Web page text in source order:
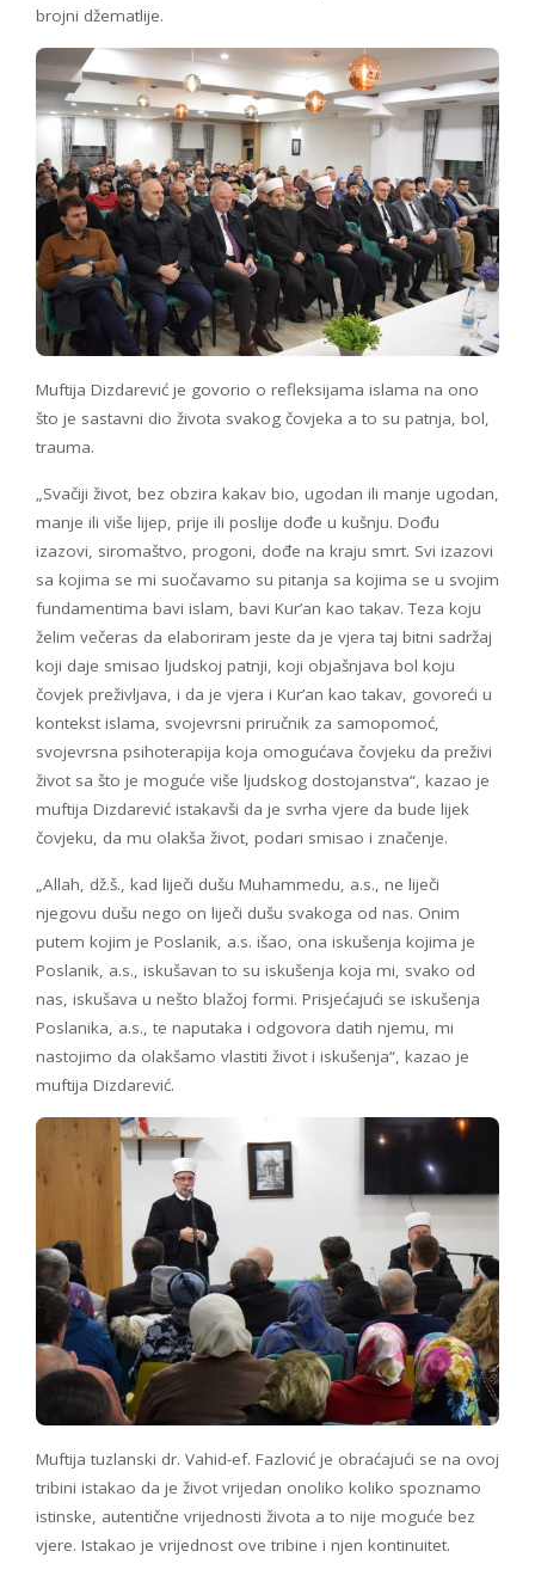
brojni džematlije.
Muftija Dizdarević je govorio o refleksijama islama na ono
što je sastavni dio života svakog čovjeka a to su patnja, bol,
trauma.
„Svačiji život, bez obzira kakav bio, ugodan ili manje ugodan,
manje ili više lijep, prije ili poslije dođe u kušnju. Dođu
izazovi, siromaštvo, progoni, dođe na kraju smrt. Svi izazovi
sa kojima se mi suočavamo su pitanja sa kojima se u svojim
fundamentima bavi islam, bavi Kur’an kao takav. Teza koju
želim večeras da elaboriram jeste da je vjera taj bitni sadržaj
koji daje smisao ljudskoj patnji, koji objašnjava bol koju
čovjek preživljava, i da je vjera i Kur’an kao takav, govoreći u
kontekst islama, svojevrsni priručnik za samopomoć,
svojevrsna psihoterapija koja omogućava čovjeku da preživi
život sa što je moguće više ljudskog dostojanstva“, kazao je
muftija Dizdarević istakavši da je svrha vjere da bude lijek
čovjeku, da mu olakša život, podari smisao i značenje.
„Allah, dž.š., kad liječi dušu Muhammedu, a.s., ne liječi
njegovu dušu nego on liječi dušu svakoga od nas. Onim
putem kojim je Poslanik, a.s. išao, ona iskušenja kojima je
Poslanik, a.s., iskušavan to su iskušenja koja mi, svako od
nas, iskušava u nešto blažoj formi. Prisjećajući se iskušenja
Poslanika, a.s., te naputaka i odgovora datih njemu, mi
nastojimo da olakšamo vlastiti život i iskušenja“, kazao je
muftija Dizdarević.
Muftija tuzlanski dr. Vahid-ef. Fazlović je obraćajući se na ovoj
tribini istakao da je život vrijedan onoliko koliko spoznamo
istinske, autentične vrijednosti života a to nije moguće bez
vjere. Istakao je vrijednost ove tribine i njen kontinuitet.